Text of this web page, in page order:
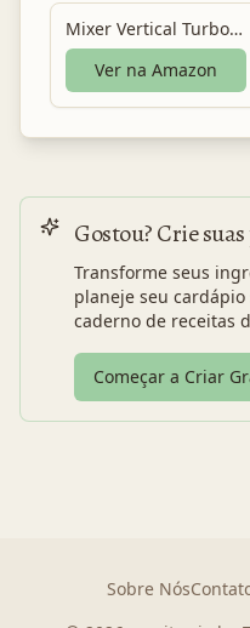
Mixer Vertical Turbo Chef Elgin 3 em 1
Ver na Amazon
Gostou? Crie
Transforme seus
planeje seu
caderno de receitas
Começar a Criar
Sobre Nós